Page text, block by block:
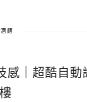
館
感｜超酷自動